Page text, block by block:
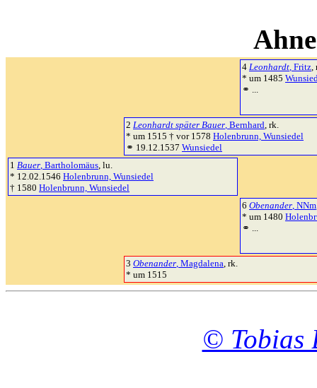
4 Leonhardt, Fritz,
* um 1485
⚭ ...
2 Leonhardt später Bauer, Bernhard, rk.
* um 1515 † vor 1578 Holenbrunn, Wunsiedel
⚭ 19.12.1537 Wunsiedel
1 Bauer, Bartholomäus, lu.
* 12.02.1546 Holenbrunn, Wunsiedel
† 1580 Holenbrunn, Wunsiedel
6 Obenander, NNm
* um 1480
⚭ ...
3 Obenander, Magdalena, rk.
* um 1515
© Tobias